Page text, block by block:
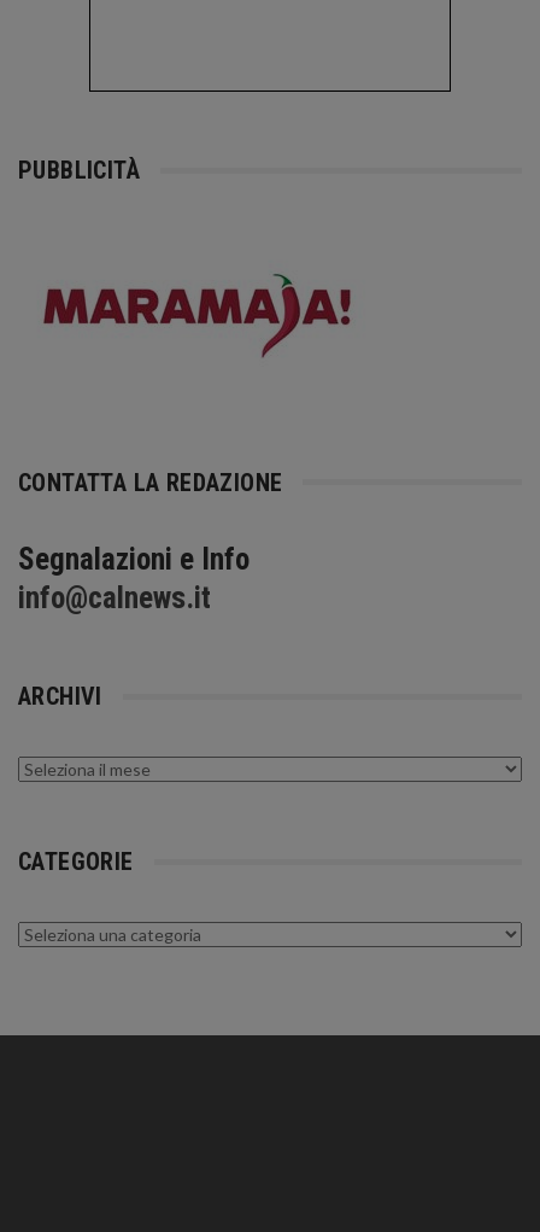
PUBBLICITÀ
CONTATTA LA REDAZIONE
Segnalazioni e Info
info@calnews.it
ARCHIVI
Archivi
CATEGORIE
Categorie